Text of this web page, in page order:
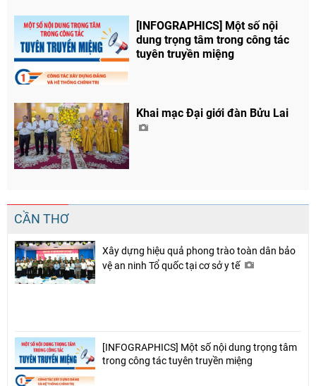
[INFOGRAPHICS] Một số nội
dung trọng tâm trong công tác
tuyên truyền miệng
Khai mạc Đại giới đàn Bửu Lai
CẦN THƠ
Xây dựng hiệu quả phong trào toàn dân bảo
vệ an ninh Tổ quốc tại cơ sở y tế
[INFOGRAPHICS] Một số nội dung trọng tâm
trong công tác tuyên truyền miệng